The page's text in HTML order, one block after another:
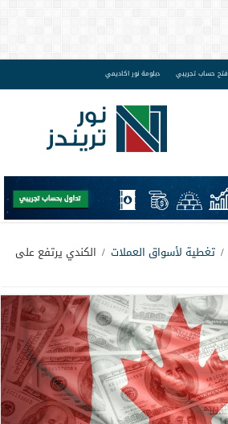
فتح حساب تجريبي دبلومة نور اكاديمي
/ تغطية لأسواق العملات / الكندي يرتفع على